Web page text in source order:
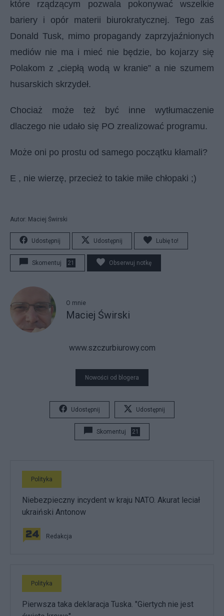
które rządzącym pozwala pokonywać wszelkie
bariery i opór materii biurokratycznej. Tego zaś
Donald Tusk, mimo propagandy zaprzyjaźnionych
mediów nie ma i mieć nie będzie, bo kojarzy się
Polakom z „ciepłą wodą w kranie” a nie szumem
husarskich skrzydeł.
Chociaż może też być inne wytłumaczenie
dlaczego nie udało się PO zrealizować programu.
Może oni po prostu od samego początku kłamali?
E , nie wierzę, przecież to takie miłe chłopaki ;)
Autor: Maciej Świrski
Udostępnij Udostępnij Lubię to!
Skomentuj 21 Obserwuj notkę
O mnie
Maciej Świrski
www.szczurbiurowy.com
Nowości od blogera
Udostępnij Udostępnij
Skomentuj 21
Polityka
Niebezpieczny incydent w kraju NATO. Akurat leciał
ukraiński Antonow
Redakcja
Polityka
Pierwsza taka deklaracja Tuska. "Giertych nie jest